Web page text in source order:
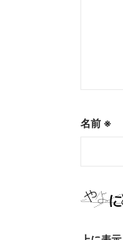
名前 ※